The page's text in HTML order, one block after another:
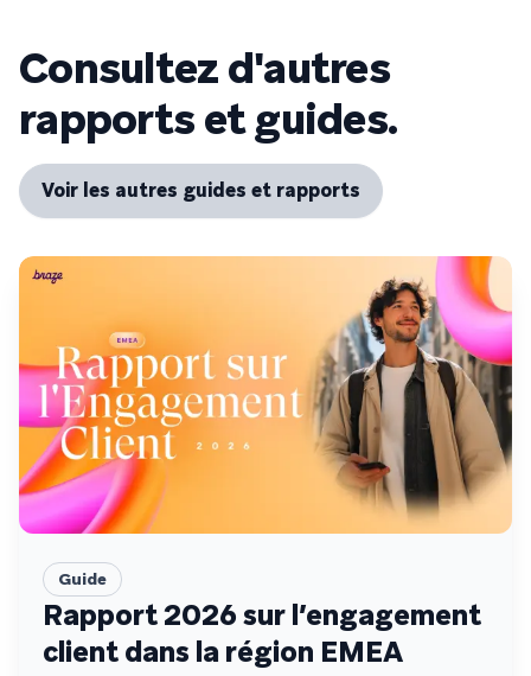
Consultez d'autres
rapports et guides.
Voir les autres guides et rapports
Guide
Rapport 2026 sur l’engagement
client dans la région EMEA